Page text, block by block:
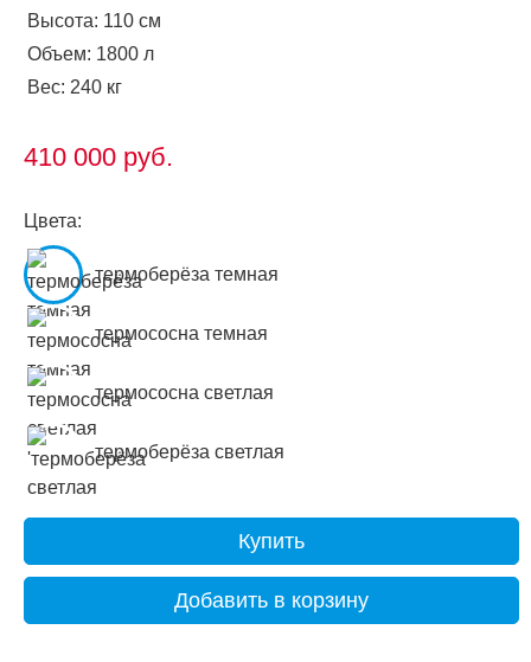
Высота: 110 см
Объем: 1800 л
Вес: 240 кг
410 000 руб.
Цвета:
термоберёза темная
термососна темная
термососна светлая
термоберёза светлая
Купить
Добавить в корзину